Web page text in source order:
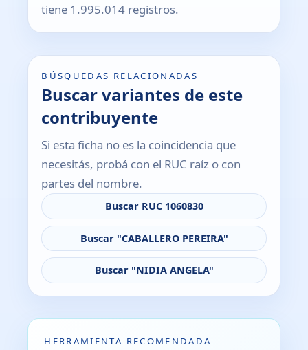
tiene 1.995.014 registros.
BÚSQUEDAS RELACIONADAS
Buscar variantes de este
contribuyente
Si esta ficha no es la coincidencia que
necesitás, probá con el RUC raíz o con
partes del nombre.
Buscar RUC 1060830
Buscar "CABALLERO PEREIRA"
Buscar "NIDIA ANGELA"
HERRAMIENTA RECOMENDADA